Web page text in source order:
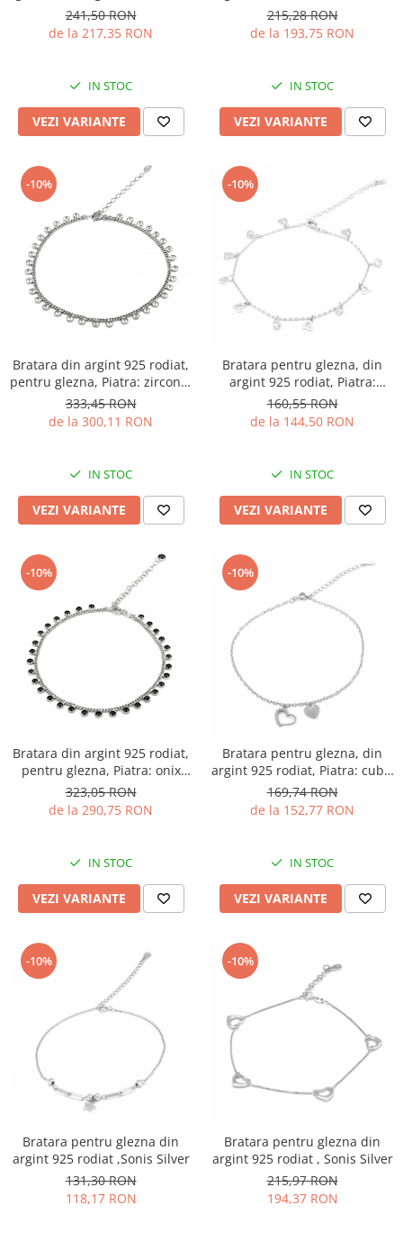
Piatra: cubic zirconia, Culoare:
transparenta, Sonis Silver
241,50 RON
de la 217,35 RON
IN STOC
VEZI VARIANTE
zirconia, Culoare:
transparenta, Sonis Silver
215,28 RON
de la 193,75 RON
IN STOC
VEZI VARIANTE
-10%
Bratara din argint 925 rodiat,
pentru glezna, Piatra: zirconia
fatetata, Sonis Silver
333,45 RON
de la 300,11 RON
IN STOC
VEZI VARIANTE
-10%
Bratara pentru glezna, din
argint 925 rodiat, Piatra:
zirconia fatetata, Culoare:
transparenta, Sonis Silver
160,55 RON
de la 144,50 RON
IN STOC
VEZI VARIANTE
-10%
Bratara din argint 925 rodiat,
pentru glezna, Piatra: onix
fatetat, Sonis Silver
323,05 RON
de la 290,75 RON
IN STOC
VEZI VARIANTE
-10%
Bratara pentru glezna, din
argint 925 rodiat, Piatra: cubic
zirconia, Culoare:
transparenta, Sonis Silver
169,74 RON
de la 152,77 RON
IN STOC
VEZI VARIANTE
-10%
Bratara pentru glezna din
argint 925 rodiat ,Sonis Silver
131,30 RON
118,17 RON
-10%
Bratara pentru glezna din
argint 925 rodiat , Sonis Silver
215,97 RON
194,37 RON